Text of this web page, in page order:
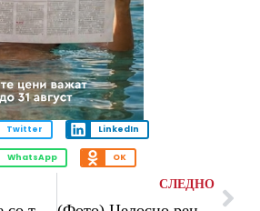
Twitter LinkedIn
WhatsApp OK
СЛЕДНО